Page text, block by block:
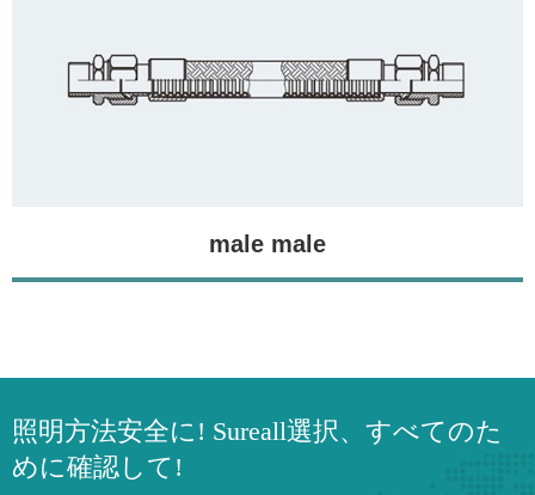
male male
照明方法安全に! Sureall選択、すべてのた
めに確認して!